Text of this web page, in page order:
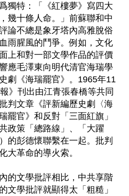
獨特：「《紅樓夢》寫四大
幾十條人命。」前蘇聯和中
論不總是象牙塔內高雅脫俗
雨腥風的鬥爭。例如，文化
上和對一部文學作品的評價
應毛澤東向明代清官海瑞學
劇《海瑞罷官》。1965年11
》刊出由江青張春橋等共同
判文章《評新編歷史劇〈海
罷官》和反對「三面紅旗」
政策「總路線」、「大躍
的彭德懷聯繫在一起。批判
大革命的導火索。
的文學批評相比，中共享階
文學批評就顯得太「粗糙」